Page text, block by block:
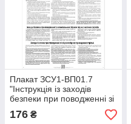
Плакат ЗСУ1-ВП01.7
"Інструкція із заходів
безпеки при поводженні зі
зброєю" для Збройних
Сил України
176 ₴